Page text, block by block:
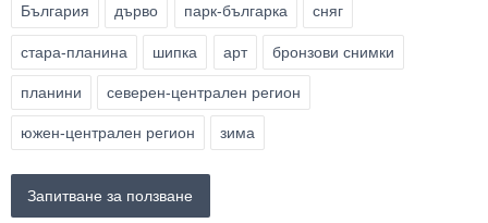
България дърво парк-българка сняг
стара-планина шипка арт бронзови снимки
планини северен-централен регион
южен-централен регион зима
Запитване за ползване